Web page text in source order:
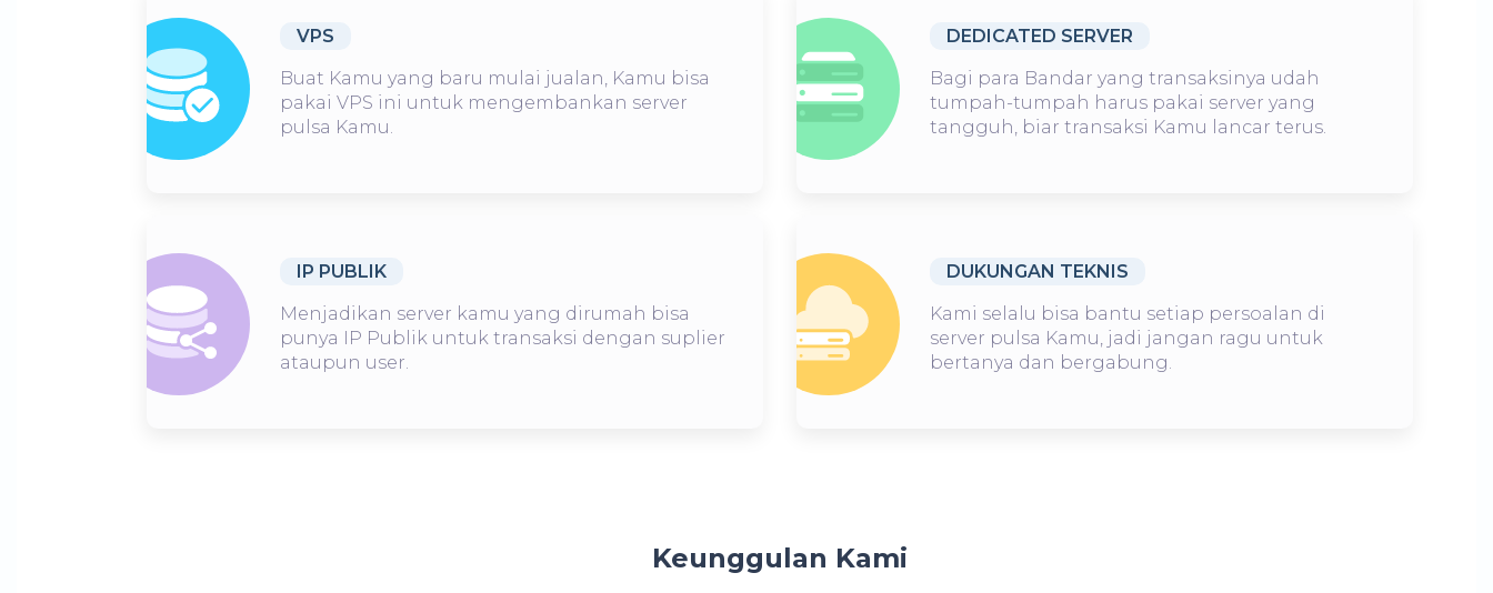
VPS
Buat Kamu yang baru mulai jualan, Kamu bisa
pakai VPS ini untuk mengembankan server
pulsa Kamu.
DEDICATED SERVER
Bagi para Bandar yang transaksinya udah
tumpah-tumpah harus pakai server yang
tangguh, biar transaksi Kamu lancar terus.
IP PUBLIK
Menjadikan server kamu yang dirumah bisa
punya IP Publik untuk transaksi dengan suplier
ataupun user.
DUKUNGAN TEKNIS
Kami selalu bisa bantu setiap persoalan di
server pulsa Kamu, jadi jangan ragu untuk
bertanya dan bergabung.
Keunggulan Kami